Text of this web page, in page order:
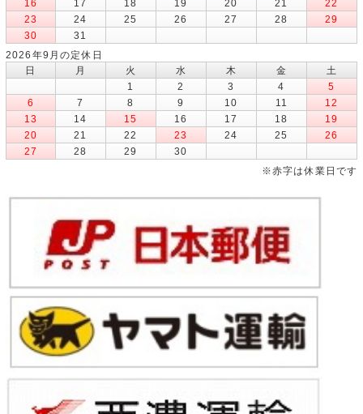
16
17 18 19 20 21
22
23
24 25 26 27 28
29
30
31
2026年9月の定休日
日
月 火 水 木 金
土
1
2 3 4
5
6
7 8 9 10 11
12
13
14 15 16 17 18
19
20
21 22 23 24 25
26
27
28 29
30
※赤字は休業日です